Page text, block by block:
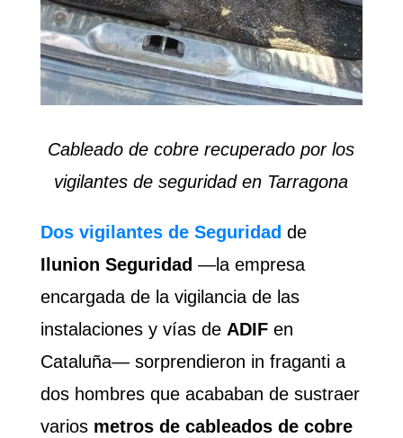
Cableado de cobre recuperado por los
vigilantes de seguridad en Tarragona
Dos vigilantes de Seguridad de
Ilunion Seguridad —la empresa
encargada de la vigilancia de las
instalaciones y vías de ADIFen
Cataluña— sorprendieron in fraganti a
dos hombres que acababan de sustraer
varios metros de cableados de cobre